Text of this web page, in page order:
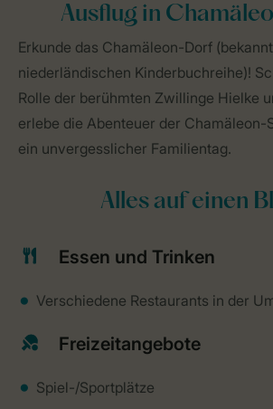
Ausflug in
Erkunde das Chamäleon-Dorf
niederländischen Kinderbuchreihe)!
Rolle der berühmten Zwillinge Hielke
erlebe die Abenteuer der Chamäleon-
ein unvergesslicher Familientag.
Alles auf einen
Essen und Trinken
Verschiedene Restaurants in der
Freizeitangebote
Spiel-/Sportplätze